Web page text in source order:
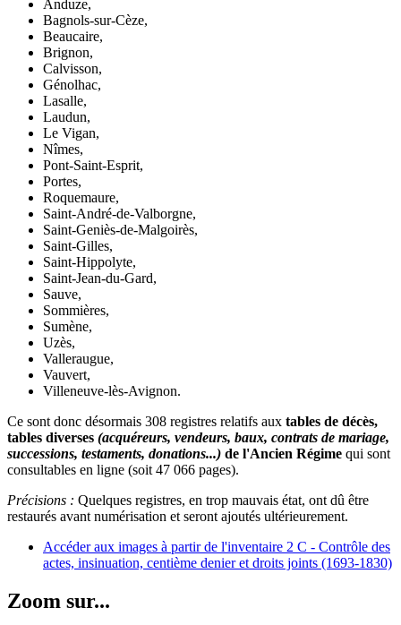
Anduze,
Bagnols-sur-Cèze,
Beaucaire,
Brignon,
Calvisson,
Génolhac,
Lasalle,
Laudun,
Le Vigan,
Nîmes,
Pont-Saint-Esprit,
Portes,
Roquemaure,
Saint-André-de-Valborgne,
Saint-Geniès-de-Malgoirès,
Saint-Gilles,
Saint-Hippolyte,
Saint-Jean-du-Gard,
Sauve,
Sommières,
Sumène,
Uzès,
Valleraugue,
Vauvert,
Villeneuve-lès-Avignon.
Ce sont donc désormais 308 registres relatifs aux tables de décès,
tables diverses (acquéreurs, vendeurs, baux, contrats de mariage,
successions, testaments, donations...) de l'Ancien Régime qui sont
consultables en ligne (soit 47 066 pages).
Précisions : Quelques registres, en trop mauvais état, ont dû être
restaurés avant numérisation et seront ajoutés ultérieurement.
Accéder aux images à partir de l'inventaire 2 C - Contrôle des
actes, insinuation, centième denier et droits joints (1693-1830)
Zoom sur...